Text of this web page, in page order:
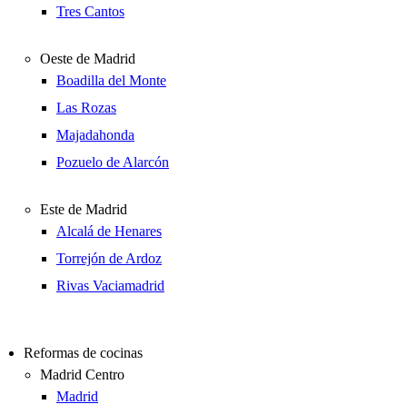
Tres Cantos
Oeste de Madrid
Boadilla del Monte
Las Rozas
Majadahonda
Pozuelo de Alarcón
Este de Madrid
Alcalá de Henares
Torrejón de Ardoz
Rivas Vaciamadrid
Reformas de cocinas
Madrid Centro
Madrid